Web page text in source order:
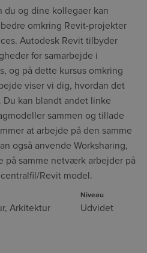
du og dine kollegaer kan
omkring Revit-projekter
Autodesk Revit tilbyder
for samarbejde i
og på dette kursus omkring
viser vi dig, hvordan det
Du kan blandt andet linke
sammen og tillade
at arbejde på den samme
også anvende Worksharing,
på samme netværk arbejder på
Revit model.
, Arkitektur
Niveau
Udvidet